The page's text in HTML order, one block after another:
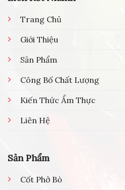
Trang Chủ
Giới Thiệu
Sản Phẩm
Công Bố Chất Lượng
Kiến Thức Ẩm Thực
Liên Hệ
Sản Phẩm
Cốt Phở Bò